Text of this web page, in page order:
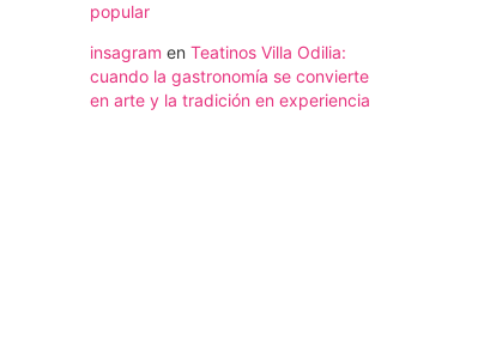
popular
insagram en Teatinos Villa Odilia:
cuando la gastronomía se convierte
en arte y la tradición en experiencia